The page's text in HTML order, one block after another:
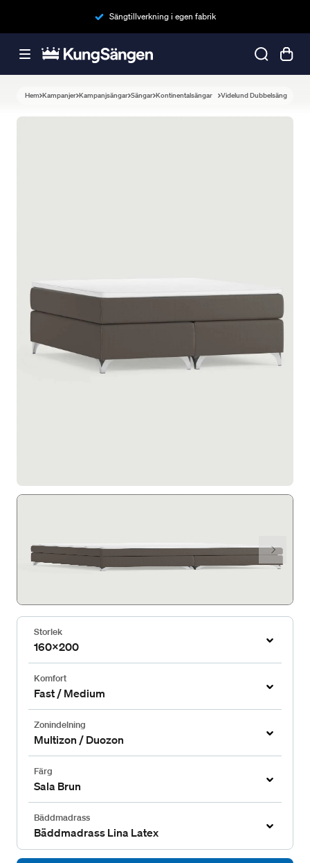
Sängtillverkning i egen fabrik
Hem Kampanjer Kampanjsängar Sängar Kontinentalsängar Videlund Dubbelsäng
Storlek
160x200
Komfort
Fast / Medium
Zonindelning
Multizon / Duozon
Färg
Sala Brun
Bäddmadrass
Bäddmadrass Lina Latex